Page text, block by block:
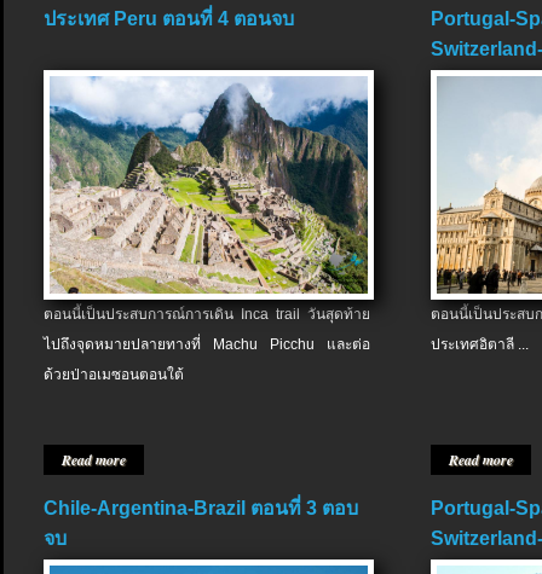
ประเทศ Peru ตอนที่ 4 ตอนจบ
ตอนนี้เป็นประสบการณ์การเดิน Inca trail วันสุดท้าย
ไปถึงจุดหมายปลายทางที่ Machu Picchu และต่อ
ด้วยป่าอเมซอนตอนใต้
Read more
Portugal-
ตอนนี้เป็นประส
ประเทศอิตาลี ...
Read more
Chile-Argentina-Brazil ตอนที่ 3 ตอบ
จบ
Portugal-